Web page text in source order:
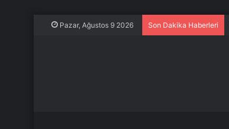
Pazar, Ağustos 9 2026 Son Dakika Haberleri